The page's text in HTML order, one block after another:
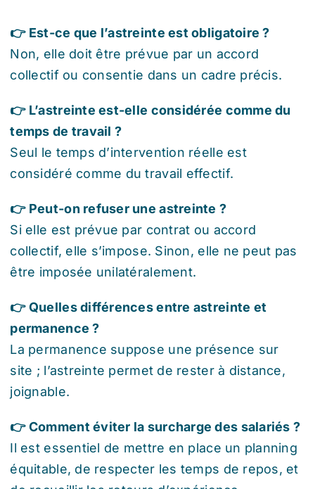
👉 Est-ce que l’astreinte est obligatoire ?
Non, elle doit être prévue par un accord
collectif ou consentie dans un cadre précis.
👉 L’astreinte est-elle considérée comme du
temps de travail ?
Seul le temps d’intervention réelle est
considéré comme du travail effectif.
👉 Peut-on refuser une astreinte ?
Si elle est prévue par contrat ou accord
collectif, elle s’impose. Sinon, elle ne peut pas
être imposée unilatéralement.
👉 Quelles différences entre astreinte et
permanence ?
La permanence suppose une présence sur
site ; l’astreinte permet de rester à distance,
joignable.
👉 Comment éviter la surcharge des salariés ?
Il est essentiel de mettre en place un planning
équitable, de respecter les temps de repos, et